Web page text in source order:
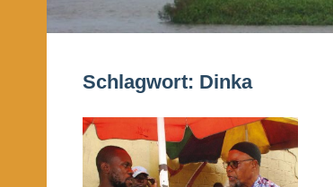
Schlagwort: Dinka